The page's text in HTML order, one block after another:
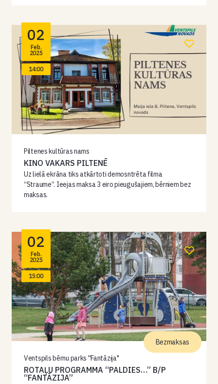
02
Feb.
2025
14:00
Piltenes kultūras nams
KINO VAKARS PILTENĒ
Uz lielā ekrāna tiks atkārtoti demosntrēta filma
“Straume”. Ieejas maksa 3 eiro pieugušajiem, bērniem bez
maksas.
02
Feb.
2025
15:00
Ventspils bērnu parks ''Fantāzija''
ROTAĻU PROGRAMMA “PALDIES…” B/P
“FANTĀZIJA”
Bezmaksas